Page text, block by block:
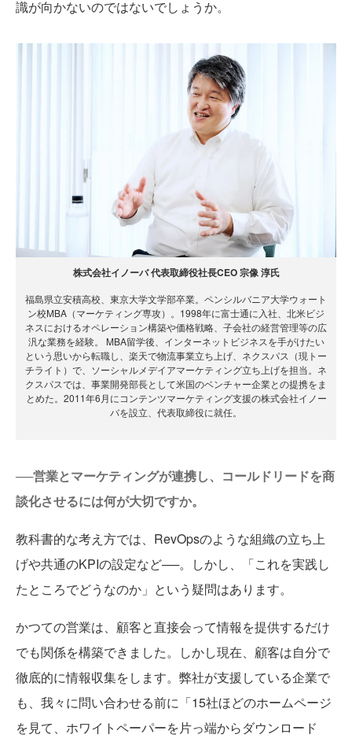
識が向かないのではないでしょうか。
株式会社イノーバ 代表取締役社長CEO 宗像 淳氏
福島県立安積高校、東京大学文学部卒業。ペンシルバニア大学ウォート
ン校MBA（マーケティング専攻）。1998年に富士通に入社、北米ビジ
ネスにおけるオペレーション構築や価格戦略、子会社の経営管理等の広
汎な業務を経験。 MBA留学後、インターネットビジネスを手がけたい
という思いから転職し、楽天で物流事業立ち上げ、ネクスパス（現トー
チライト）で、ソーシャルメデイアマーケティング立ち上げを担当。ネ
クスパスでは、事業開発部長として米国のベンチャー企業との提携をま
とめた。2011年6月にコンテンツマーケティング支援の株式会社イノー
バを設立、代表取締役に就任。
──営業とマーケティングが連携し、コールドリードを商
談化させるには何が大切ですか。
教科書的な考え方では、RevOpsのような組織の立ち上
げや共通のKPIの設定など──。しかし、「これを実践し
たところでどうなのか」という疑問はあります。
かつての営業は、顧客と直接会って情報を提供するだけ
でも関係を構築できました。しかし現在、顧客は自分で
徹底的に情報収集をします。弊社が支援している企業で
も、我々に問い合わせる前に「15社ほどのホームページ
を見て、ホワイトペーパーを片っ端からダウンロード